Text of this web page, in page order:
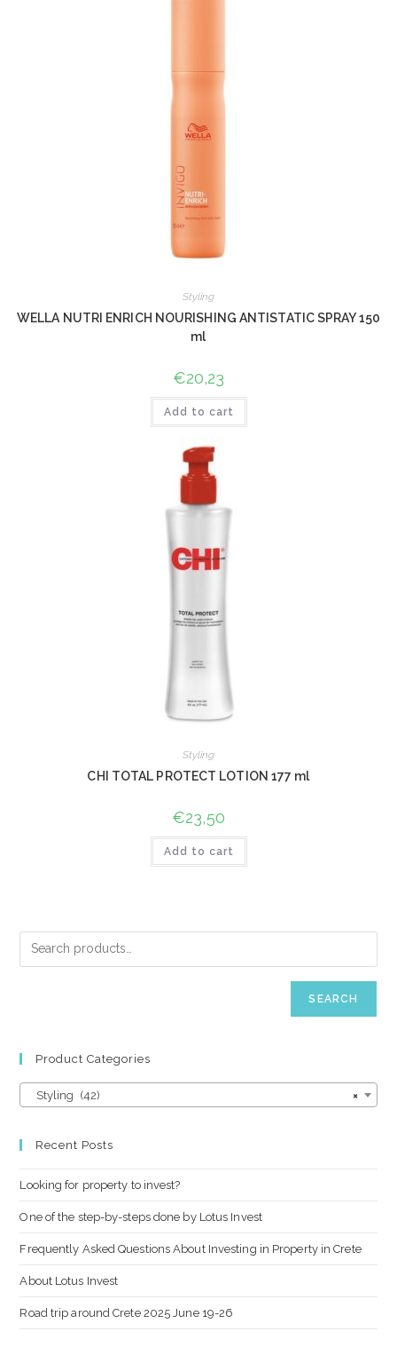
Styling
WELLA NUTRI ENRICH NOURISHING ANTISTATIC SPRAY 150
ml
€20,23
Add to cart
Styling
CHI TOTAL PROTECT LOTION 177 ml
€23,50
Add to cart
SEARCH
Product Categories
×
Styling (42)
Recent Posts
Looking for property to invest?
One of the step-by-steps done by Lotus Invest
Frequently Asked Questions About Investing in Property in Crete
About Lotus Invest
Road trip around Crete 2025 June 19-26